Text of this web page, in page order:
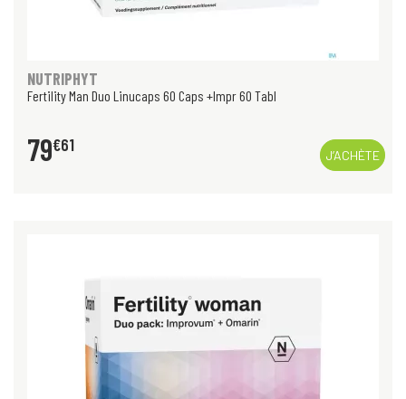
NUTRIPHYT
Fertility Man Duo Linucaps 60 Caps +Impr 60 Tabl
79€61
J’ACHÈTE